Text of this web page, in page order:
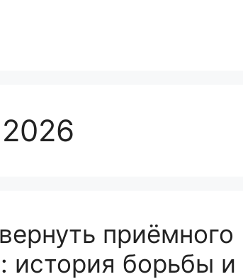
приёмного
история борьбы и